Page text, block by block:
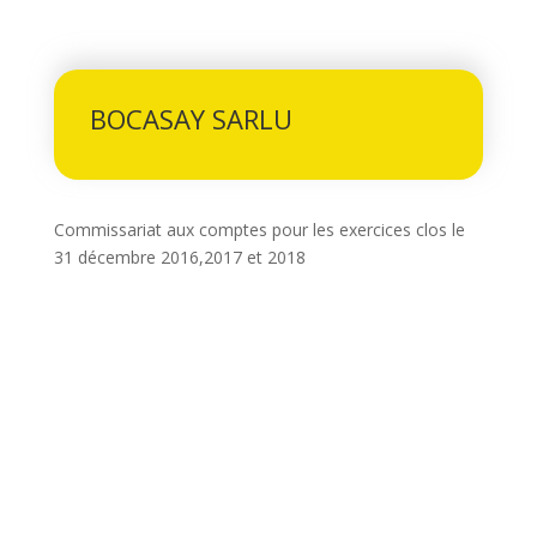
BOCASAY SARLU
Commissariat aux comptes pour les exercices clos le
31 décembre 2016,2017 et 2018